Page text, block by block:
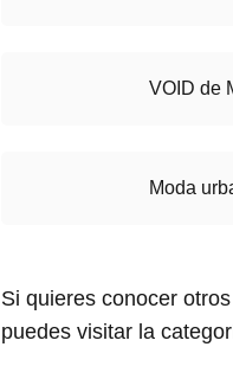
VOID de
Moda
Si quieres conocer
puedes visitar la